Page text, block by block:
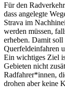
Für den
dass angelegte
Strava im
werden müssen,
erheben. Damit
Querfeldeinfahren
Ein wichtiges Ziel
Gebieten nicht
Radfahrer*innen,
drohen aber keine